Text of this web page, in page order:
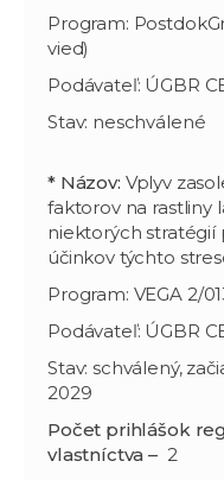
Program:
vied)
Podávateľ: ÚGBR
Stav: neschválené
* Názov: Vplyv
faktorov na rastliny
niektorých stratégií
účinkov týchto
Program: VEGA 2/
Podávateľ: ÚGBR
Stav: schválený,
2029
Počet prihlášok
vlastníctva – 2